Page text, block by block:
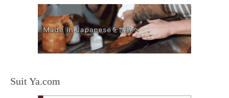
Suit Ya.com